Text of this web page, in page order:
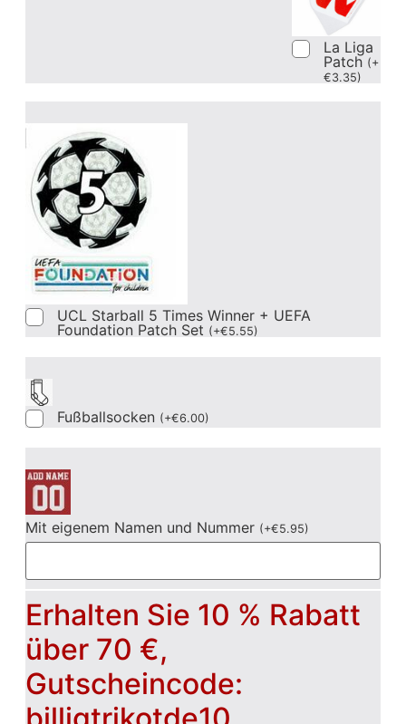
La Liga
Patch (+
€3.35)
UCL Starball 5 Times Winner + UEFA
Foundation Patch Set (+€5.55)
Fußballsocken (+€6.00)
Mit eigenem Namen und Nummer (+€5.95)
Erhalten Sie 10 % Rabatt
über 70 €,
Gutscheincode: